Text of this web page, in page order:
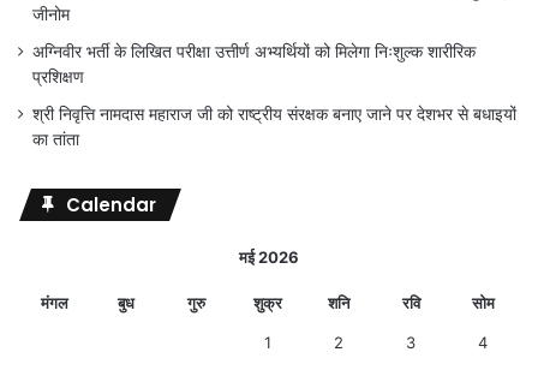
जीनोम
अग्निवीर भर्ती के लिखित परीक्षा उत्तीर्ण अभ्यर्थियों को मिलेगा निःशुल्क शारीरिक
प्रशिक्षण
श्री निवृत्ति नामदास महाराज जी को राष्ट्रीय संरक्षक बनाए जाने पर देशभर से बधाइयों
का तांता
Calendar
मई 2026
मंगल बुध गुरु शुक्र शनि रवि सोम
1 2 3 4